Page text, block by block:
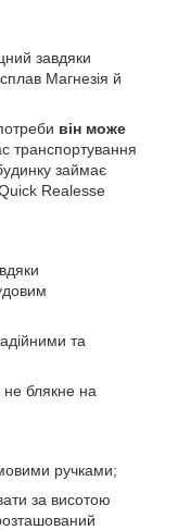
завдяки
Магнезія й
він може
транспортування
займає
Realesse
та
блякне на
ручками;
за висотою